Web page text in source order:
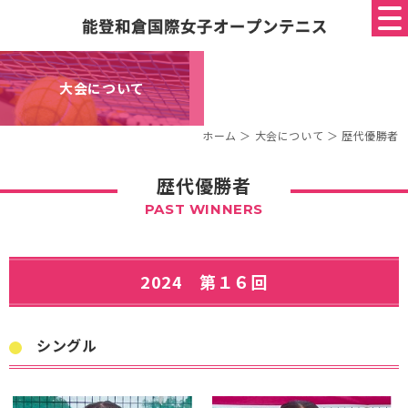
大会について
ホーム ＞ 大会について ＞ 歴代優勝者
歴代優勝者
PAST WINNERS
2024 第１６回
シングル